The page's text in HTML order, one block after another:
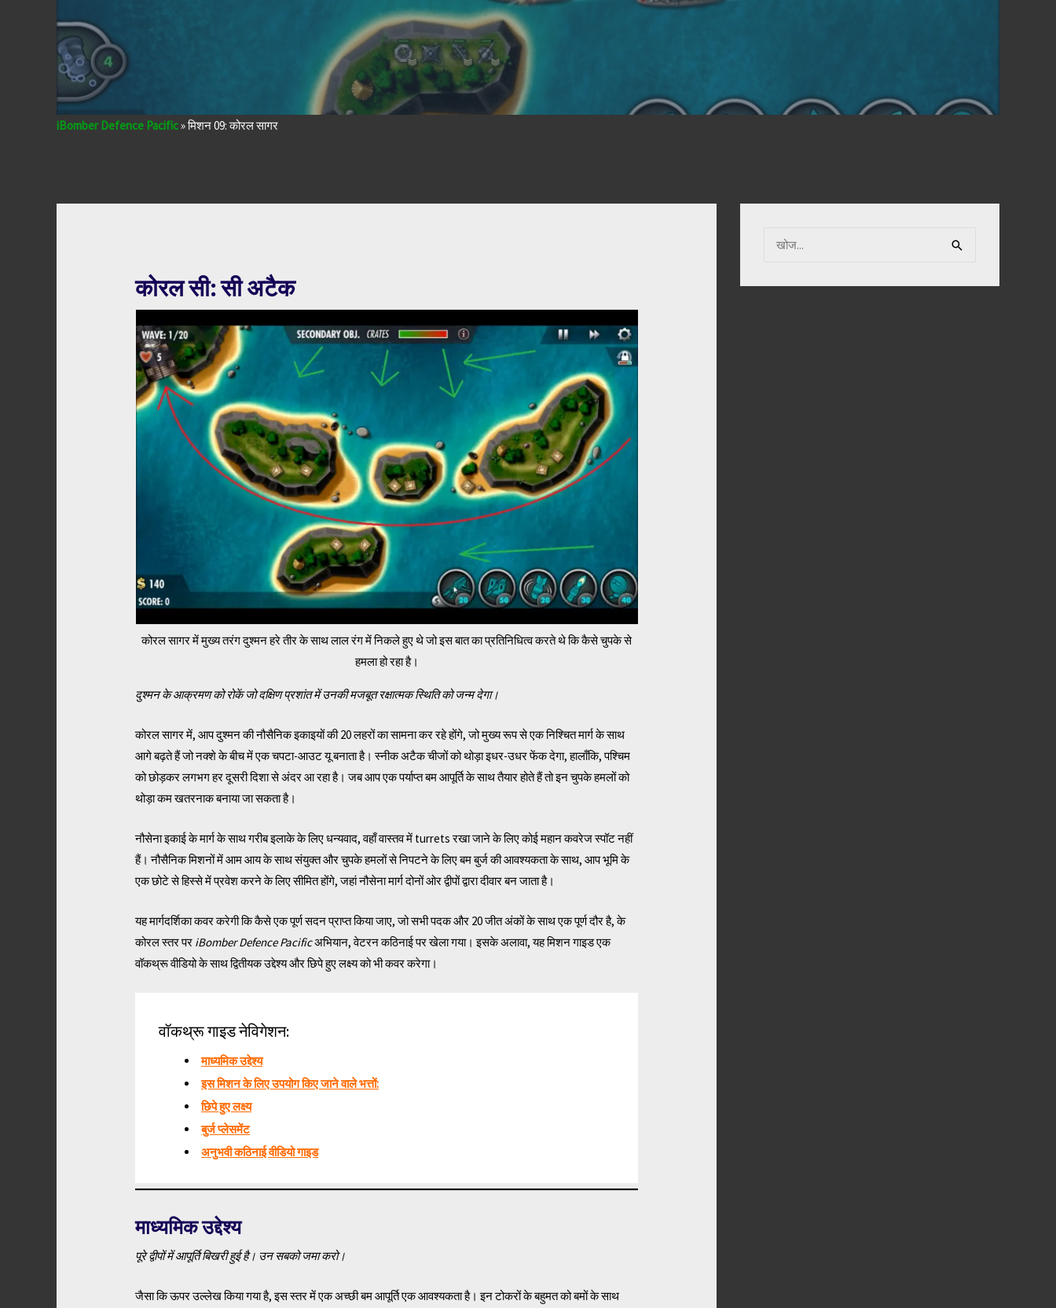
iBomber Defence Pacific»मिशन 09: कोरल सागर
कोरल सी: सी अटैक
कोरल सागर में मुख्य तरंग दुश्मन हरे तीर के साथ लाल रंग में निकले हुए थे जो इस बात का प्रतिनिधित्व करते थे कि कैसे चुपके से
हमला हो रहा है।
दुश्मन के आक्रमण को रोकें जो दक्षिण प्रशांत में उनकी मजबूत रक्षात्मक स्थिति को जन्म देगा।
कोरल सागर में, आप दुश्मन की नौसैनिक इकाइयों की 20 लहरों का सामना कर रहे होंगे, जो मुख्य रूप से एक निश्चित मार्ग के साथ
आगे बढ़ते हैं जो नक्शे के बीच में एक चपटा-आउट यू बनाता है। स्नीक अटैक चीजों को थोड़ा इधर-उधर फेंक देगा, हालाँकि, पश्चिम
को छोड़कर लगभग हर दूसरी दिशा से अंदर आ रहा है। जब आप एक पर्याप्त बम आपूर्ति के साथ तैयार होते हैं तो इन चुपके हमलों को
थोड़ा कम खतरनाक बनाया जा सकता है।
नौसेना इकाई के मार्ग के साथ गरीब इलाके के लिए धन्यवाद, वहाँ वास्तव में turrets रखा जाने के लिए कोई महान कवरेज स्पॉट नहीं
हैं। नौसैनिक मिशनों में आम आय के साथ संयुक्त और चुपके हमलों से निपटने के लिए बम बुर्ज की आवश्यकता के साथ, आप भूमि के
एक छोटे से हिस्से में प्रवेश करने के लिए सीमित होंगे, जहां नौसेना मार्ग दोनों ओर द्वीपों द्वारा दीवार बन जाता है।
यह मार्गदर्शिका कवर करेगी कि कैसे एक पूर्ण सदन प्राप्त किया जाए, जो सभी पदक और 20 जीत अंकों के साथ एक पूर्ण दौर है, के
कोरल स्तर पर iBomber Defence Pacificअभियान, वेटरन कठिनाई पर खेला गया। इसके अलावा, यह मिशन गाइड एक
वॉकथ्रू वीडियो के साथ द्वितीयक उद्देश्य और छिपे हुए लक्ष्य को भी कवर करेगा।
वॉकथ्रू गाइड नेविगेशन:
माध्यमिक उद्देश्य
इस मिशन के लिए उपयोग किए जाने वाले भत्तों:
छिपे हुए लक्ष्य
बुर्ज प्लेसमेंट
अनुभवी कठिनाई वीडियो गाइड
माध्यमिक उद्देश्य
पूरे द्वीपों में आपूर्ति बिखरी हुई है। उन सबको जमा करो।
जैसा कि ऊपर उल्लेख किया गया है, इस स्तर में एक अच्छी बम आपूर्ति एक आवश्यकता है। इन टोकरों के बहुमत को बमों के साथ
को